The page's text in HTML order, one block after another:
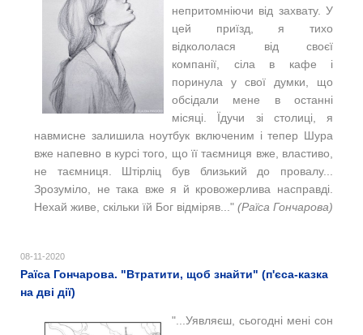
непритомніючи від захвату. У
цей приїзд, я тихо
відкололася від своєї
компанії, сіла в кафе і
поринула у свої думки, що
обсідали мене в останні
місяці. Їдучи зі столиці, я
навмисне залишила ноутбук включеним і тепер Шура
вже напевно в курсі того, що її таємниця вже, властиво,
не таємниця. Штірліц був близький до провалу...
Зрозуміло, не така вже я й кровожерлива насправді.
Нехай живе, скільки їй Бог відміряв..." (Раїса Гончарова)
08-11-2020
Раїса Гончарова. "Втратити, щоб знайти" (п'єса-казка
на дві дії)
"...Уявляєш, сьогодні мені сон